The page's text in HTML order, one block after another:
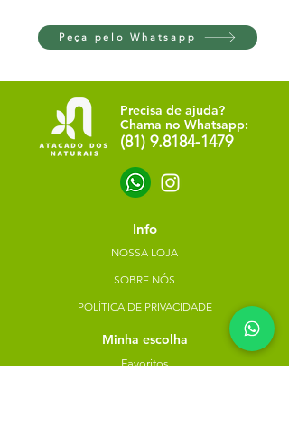
Peça pelo Whatsapp
Precisa de ajuda?
Chama no Whatsapp:
(81) 9.8184-1479
Info
NOSSA LOJA
SOBRE NÓS
POLÍTICA DE PRIVACIDADE
Minha escolha
Favoritos